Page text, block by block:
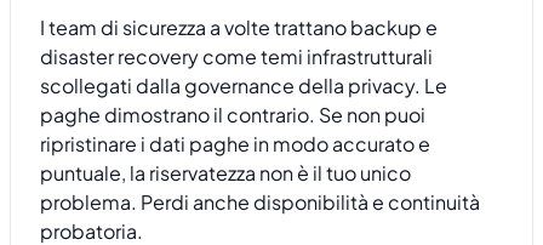
I team di sicurezza a volte trattano backup e
disaster recovery come temi infrastrutturali
scollegati dalla governance della privacy. Le
paghe dimostrano il contrario. Se non puoi
ripristinare i dati paghe in modo accurato e
puntuale, la riservatezza non è il tuo unico
problema. Perdi anche disponibilità e continuità
probatoria.